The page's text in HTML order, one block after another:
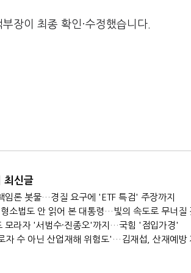
장이 최종 확인·수정했습니다.
최신글
임론 봇물…경질 요구에 'ETF 특검' 주장까지
소법도 안 읽어 본 대통령…빛의 속도로 무너질
모라자 '서범수·진종오'까지…국힘 '점입가경'